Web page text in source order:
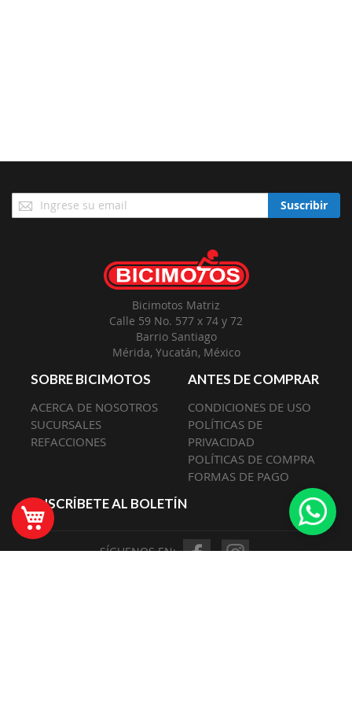
Mi Carrito
Suscríbase
a
Suscribir
Bicimotos Matriz
Calle 59 No. 577 x 74 y 72
Barrio Santiago
Mérida, Yucatán, México
SOBRE BICIMOTOS
ACERCA DE NOSOTROS
SUCURSALES
REFACCIONES
ANTES DE COMPRAR
CONDICIONES DE USO
POLÍTICAS DE
PRIVACIDAD
POLÍTICAS DE COMPRA
FORMAS DE PAGO
SUSCRÍBETE AL BOLETÍN
SÍGUENOS EN: